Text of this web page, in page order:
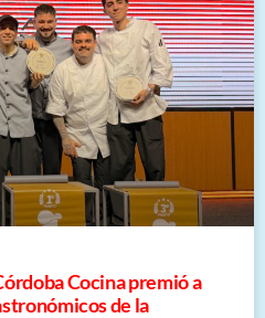
Cocina premió a
de la